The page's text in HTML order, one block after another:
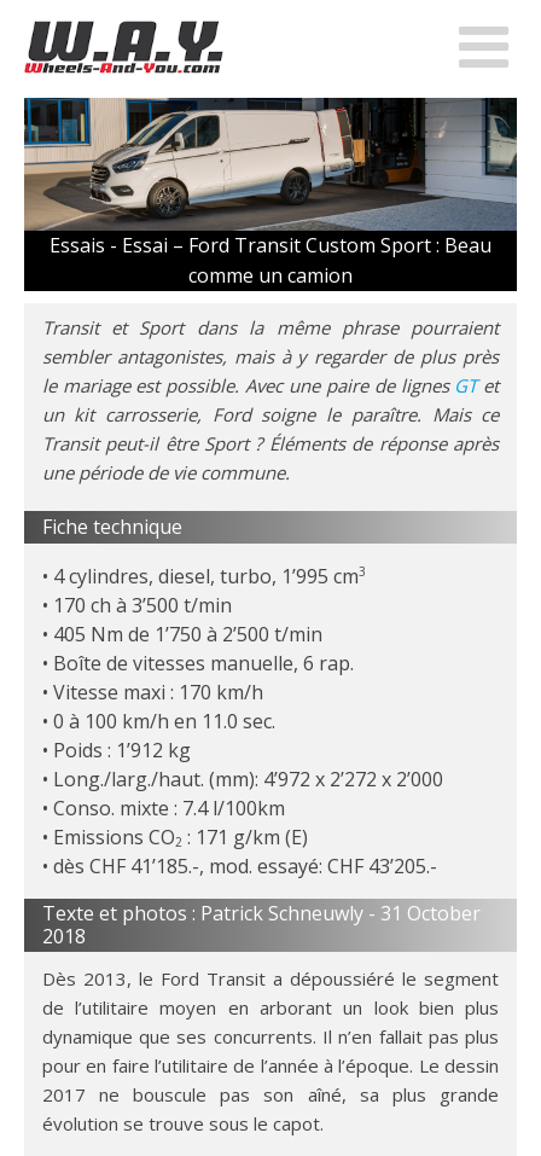
Essais - Essai – Ford Transit Custom Sport : Beau
comme un camion
Transit et Sport dans la même phrase pourraient
sembler antagonistes, mais à y regarder de plus près
le mariage est possible. Avec une paire de lignes GTet
un kit carrosserie, Ford soigne le paraître. Mais ce
Transit peut-il être Sport ? Éléments de réponse après
une période de vie commune.
Fiche technique
4 cylindres, diesel, turbo, 1’995 cm3
170 ch à 3’500 t/min
405 Nm de 1’750 à 2’500 t/min
Boîte de vitesses manuelle, 6 rap.
Vitesse maxi : 170 km/h
0 à 100 km/h en 11.0 sec.
Poids : 1’912 kg
Long./larg./haut. (mm): 4’972 x 2’272 x 2’000
Conso. mixte : 7.4 l/100km
Emissions CO2 : 171 g/km (E)
dès CHF 41’185.-, mod. essayé: CHF 43’205.-
Texte et photos : Patrick Schneuwly - 31 October
2018
Dès 2013, le Ford Transit a dépoussiéré le segment
de l’utilitaire moyen en arborant un look bien plus
dynamique que ses concurrents. Il n’en fallait pas plus
pour en faire l’utilitaire de l’année à l’époque. Le dessin
2017 ne bouscule pas son aîné, sa plus grande
évolution se trouve sous le capot.